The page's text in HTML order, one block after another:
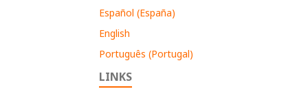
Español (España)
English
Português (Portugal)
LINKS